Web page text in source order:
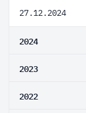
27.12.2024
2024
2023
2022